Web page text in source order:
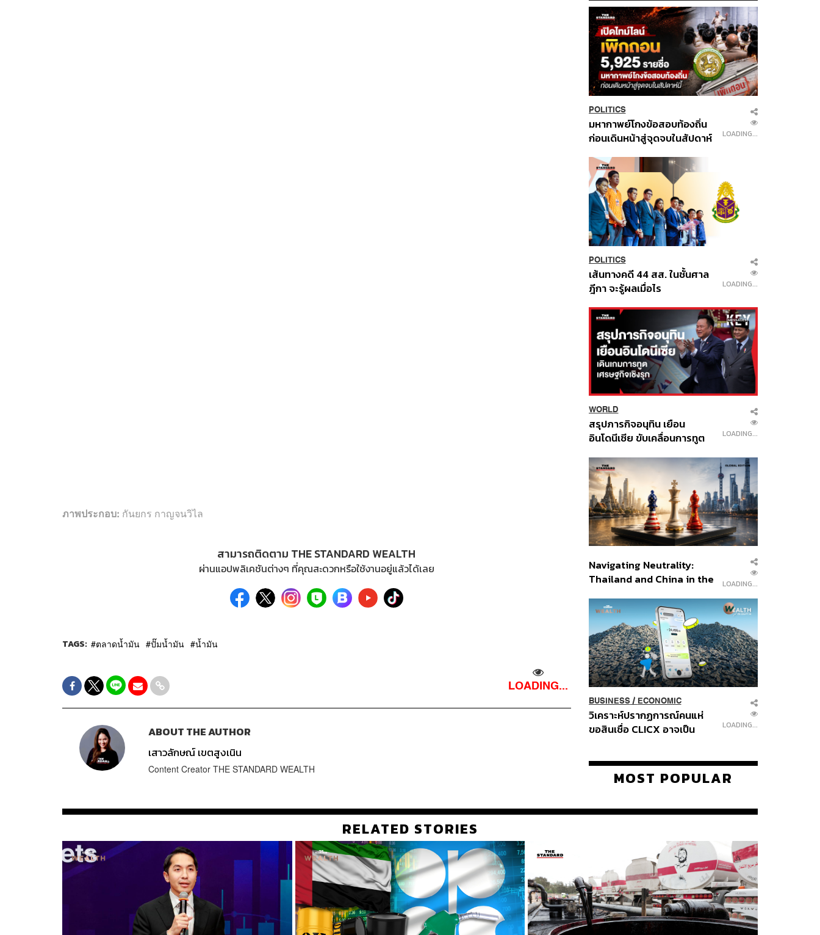
ภาพประกอบ: กันยกร กาญจนวิไล
สามารถติดตาม THE STANDARD WEALTH
ผ่านแอปพลิเคชันต่างๆ ที่คุณสะดวกหรือใช้งานอยู่แล้วได้เลย
TAGS: ตลาดน้ำมัน ปั๊มน้ำมัน น้ำมัน
LOADING...
ABOUT THE AUTHOR
เสาวลักษณ์ เขตสูงเนิน
Content Creator THE STANDARD WEALTH
POLITICS
มหากาพย์โกงข้อสอบท้องถิ่น
ก่อนเดินหน้าสู่จุดจบในสัปดาห์
LOADING...
POLITICS
เส้นทางคดี 44 สส. ในชั้นศาล
ฎีกา จะรู้ผลเมื่อไร
LOADING...
WORLD
สรุปภารกิจอนุทิน เยือน
อินโดนีเซีย ขับเคลื่อนการทูต
ส่วนยุทธศาสตร์ไทย –
อินโดนีเซีย
LOADING...
Navigating Neutrality:
Thailand and China in the
Order
LOADING...
BUSINESS/ ECONOMIC
วิเคราะห์ปรากฏการณ์คนแห่
ขอสินเชื่อ CLICX อาจเป็น
ปัญหาหนี้ครัวเรือนไทยที่ถูกซุก
LOADING...
MOST POPULAR
RELATED STORIES